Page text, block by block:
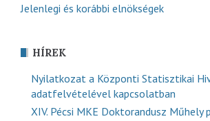
Jelenlegi és korábbi elnökségek
HÍREK
Nyilatkozat a Központi Statisztikai
adatfelvételével kapcsolatban
XIV. Pécsi MKE Doktorandusz Műhely